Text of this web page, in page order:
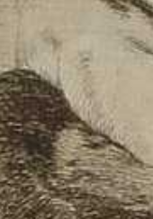
sèrie de los
a la venda la
polítiques